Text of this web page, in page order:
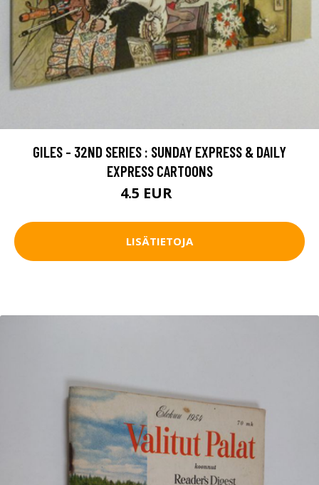
GILES - 32ND SERIES : SUNDAY EXPRESS & DAILY
EXPRESS CARTOONS
4.5 EUR
LISÄTIETOJA